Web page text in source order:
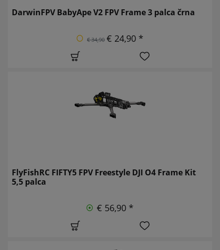
DarwinFPV BabyApe V2 FPV Frame 3 palca črna
€ 34,90 € 24,90 *
FlyFishRC FIFTY5 FPV Freestyle DJI O4 Frame Kit
5,5 palca
€ 56,90 *